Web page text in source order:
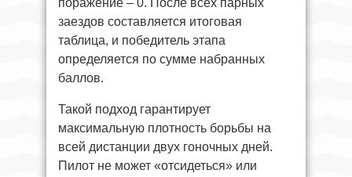
поражение – 0. После всех парных
заездов составляется итоговая
таблица, и победитель этапа
определяется по сумме набранных
баллов.
Такой подход гарантирует
максимальную плотность борьбы на
всей дистанции двух гоночных дней.
Пилот не может «отсидеться» или